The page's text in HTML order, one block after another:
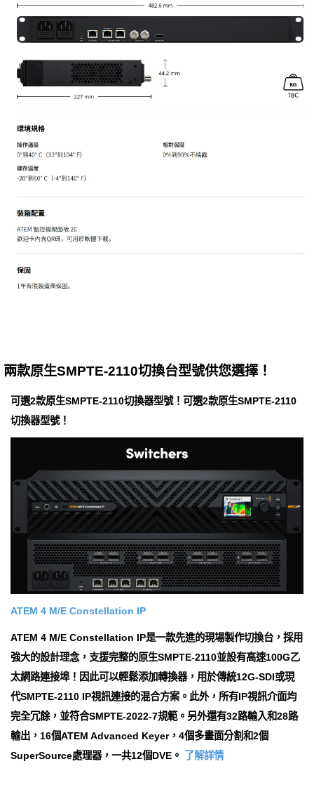
兩款原生SMPTE-2110切換台型號供您選擇！
可選2款原生SMPTE-2110切換器型號！可選2款原生SMPTE-2110
切換器型號！
ATEM 4 M/E Con​​stellation IP
ATEM 4 M/E Con​​stellation IP是一款先進的現場製作切換台，採用
強大的設計理念，支援完整的原生SMPTE-2110並設有高速100G乙
太網路連接埠！因此可以輕鬆添加轉換器，用於傳統12G-SDI或現
代SMPTE-2110 IP視訊連接的混合方案。此外，所有IP視訊介面均
完全冗餘，並符合SMPTE-2022-7規範。另外還有32路輸入和28路
輸出，16個ATEM Advanced Keyer，4個多畫面分割和2個
SuperSource處理器，一共12個DVE。
了解詳情